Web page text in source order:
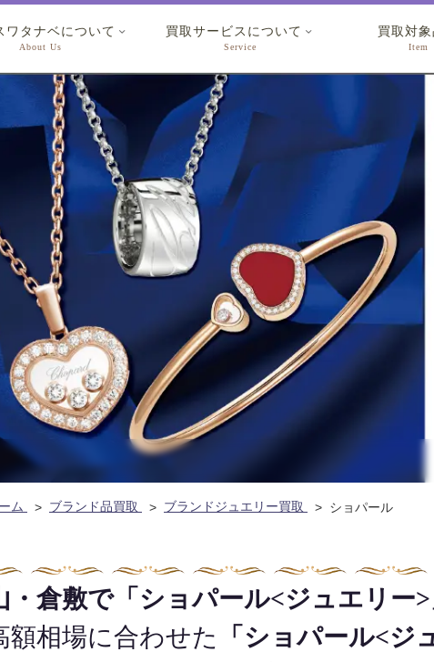
ワタナベについて 
About Us
買取サービスについて 
Service
買取対象
Item
ム ブランド品買取 ブランドジュエリー買取 ショパール
・倉敷で「ショパール<ジュエリー
額相場に合わせた
「ショパール<ジ